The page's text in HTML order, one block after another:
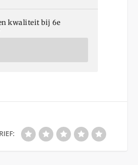
kwaliteit bij 6e